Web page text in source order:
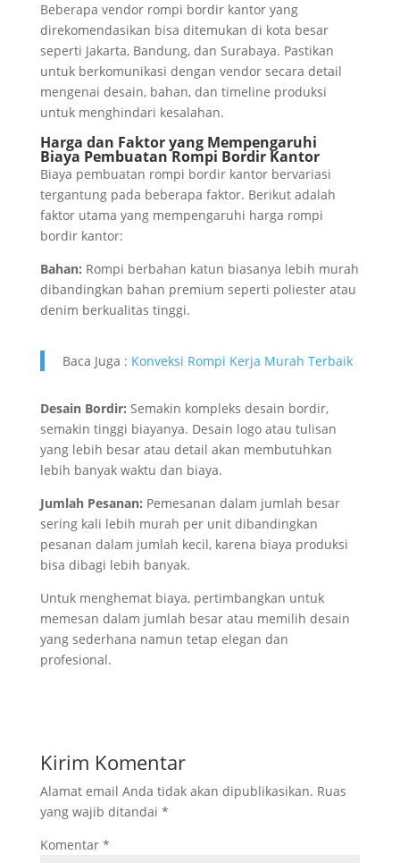
Beberapa vendor rompi bordir kantor yang
direkomendasikan bisa ditemukan di kota besar
seperti Jakarta, Bandung, dan Surabaya. Pastikan
untuk berkomunikasi dengan vendor secara detail
mengenai desain, bahan, dan timeline produksi
untuk menghindari kesalahan.
Harga dan Faktor yang Mempengaruhi
Biaya Pembuatan Rompi Bordir Kantor
Biaya pembuatan rompi bordir kantor bervariasi
tergantung pada beberapa faktor. Berikut adalah
faktor utama yang mempengaruhi harga rompi
bordir kantor:
Bahan: Rompi berbahan katun biasanya lebih murah
dibandingkan bahan premium seperti poliester atau
denim berkualitas tinggi.
Baca Juga : Konveksi Rompi Kerja Murah Terbaik
Desain Bordir: Semakin kompleks desain bordir,
semakin tinggi biayanya. Desain logo atau tulisan
yang lebih besar atau detail akan membutuhkan
lebih banyak waktu dan biaya.
Jumlah Pesanan: Pemesanan dalam jumlah besar
sering kali lebih murah per unit dibandingkan
pesanan dalam jumlah kecil, karena biaya produksi
bisa dibagi lebih banyak.
Untuk menghemat biaya, pertimbangkan untuk
memesan dalam jumlah besar atau memilih desain
yang sederhana namun tetap elegan dan
profesional.
Kirim Komentar
Alamat email Anda tidak akan dipublikasikan. Ruas
yang wajib ditandai *
Komentar *